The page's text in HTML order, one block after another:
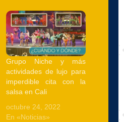
Grupo Niche y más
actividades de lujo para
imperdible cita con la
salsa en Cali
octubre 24, 2022
En «Noticias»